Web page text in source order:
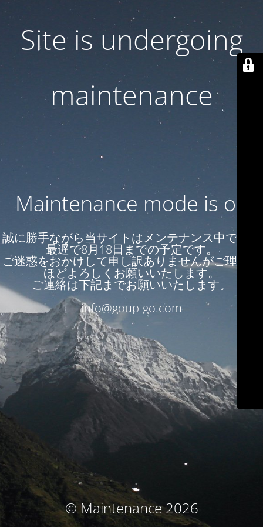
Site is undergoing
maintenance
Maintenance mode is on
誠に勝手ながら当サイトはメンテナンス中です。
最遅で8月18日までの予定です。
ご迷惑をおかけして申し訳ありませんがご理解の
ほどよろしくお願いいたします。
ご連絡は下記までお願いいたします。
info@goup-go.com
© Maintenance 2026